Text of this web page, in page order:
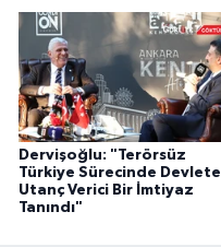
Dervişoğlu: "Terörsüz
Türkiye Sürecinde Devlete
Utanç Verici Bir İmtiyaz
Tanındı"